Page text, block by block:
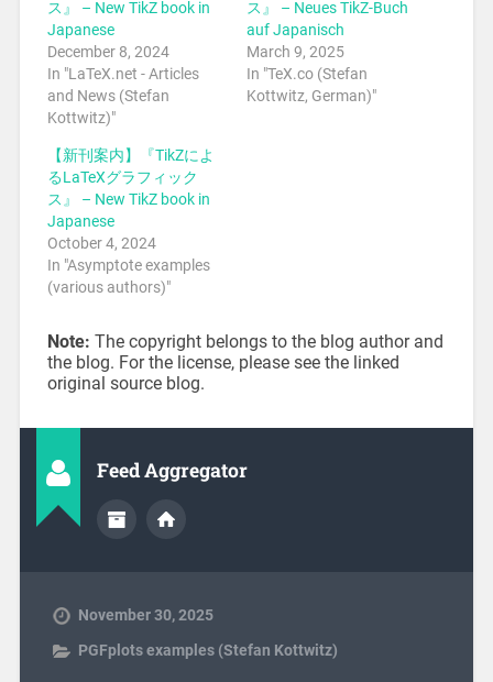
ス』 – New TikZ book in
Japanese
December 8, 2024
In "LaTeX.net - Articles
and News (Stefan
Kottwitz)"
ス』 – Neues TikZ-Buch
auf Japanisch
March 9, 2025
In "TeX.co (Stefan
Kottwitz, German)"
【新刊案内】『TikZによ
るLaTeXグラフィック
ス』 – New TikZ book in
Japanese
October 4, 2024
In "Asymptote examples
(various authors)"
Note: The copyright belongs to the blog author and
the blog. For the license, please see the linked
original source blog.
Feed Aggregator
November 30, 2025
PGFplots examples (Stefan Kottwitz)